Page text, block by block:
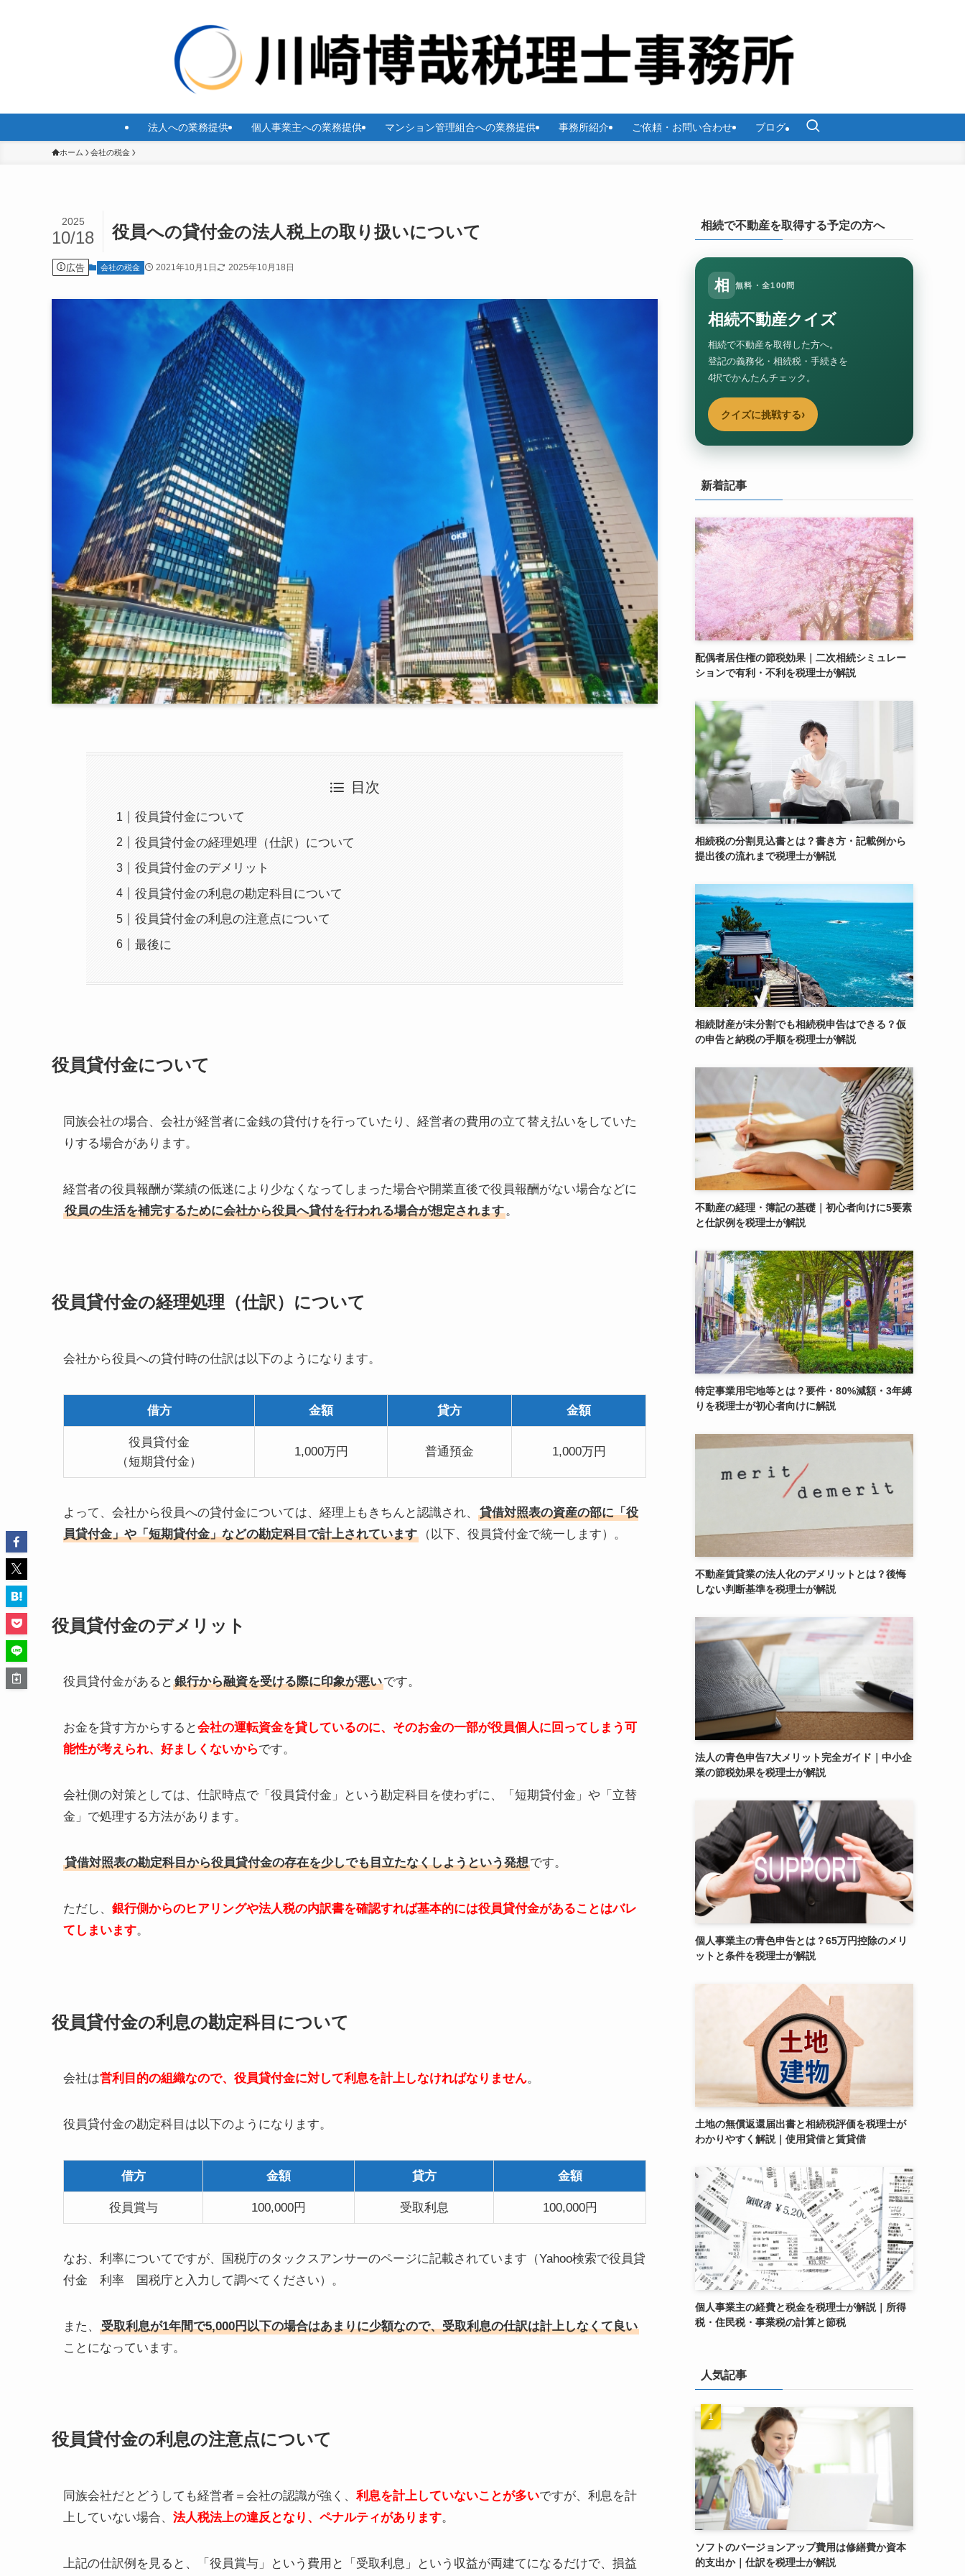
法人への業務提供 個人事業主への業務提供 マンション管理組合への業務提供 事務所紹介 ご依頼・お問い合わせ ブログ
ホーム 会社の税金
役員への貸付金の法人税上の取り扱いについて
2025
10/18
広告 会社の税金 2021年10月1日 2025年10月18日
目次
役員貸付金について
役員貸付金の経理処理（仕訳）について
役員貸付金のデメリット
役員貸付金の利息の勘定科目について
役員貸付金の利息の注意点について
最後に
役員貸付金について
同族会社の場合、会社が経営者に金銭の貸付けを行っていたり、経営者の費用の立て替え払いをしていた
りする場合があります。
経営者の役員報酬が業績の低迷により少なくなってしまった場合や開業直後で役員報酬がない場合などに
役員の生活を補完するために会社から役員へ貸付を行われる場合が想定されます 。
役員貸付金の経理処理（仕訳）について
会社から役員への貸付時の仕訳は以下のようになります。
借方 金額 貸方 金額
役員貸付金
（短期貸付金）
1,000万円 普通預金 1,000万円
よって、会社から役員への貸付金については、経理上もきちんと認識され、
貸借対照表の資産の部に「役
員貸付金」や「短期貸付金」などの勘定科目で計上されています
（以下、役員貸付金で統一します）。
役員貸付金のデメリット
役員貸付金があると 銀行から融資を受ける際に印象が悪いです。
お金を貸す方からすると会社の運転資金を貸しているのに、そのお金の一部が役員個人に回ってしまう可
能性が考えられ、好ましくないからです。
会社側の対策としては、仕訳時点で「役員貸付金」という勘定科目を使わずに、「短期貸付金」や「立替
金」で処理する方法があります。
貸借対照表の勘定科目から役員貸付金の存在を少しでも目立たなくしようという発想です。
ただし、 銀行側からのヒアリングや法人税の内訳書を確認すれば基本的には役員貸付金があることはバレ
てしまいます。
役員貸付金の利息の勘定科目について
会社は営利目的の組織なので、役員貸付金に対して利息を計上しなければなりません。
役員貸付金の勘定科目は以下のようになります。
借方 金額 貸方 金額
役員賞与 100,000円 受取利息 100,000円
なお、利率についてですが、国税庁のタックスアンサーのページに記載されています（Yahoo検索で役員貸
付金 利率 国税庁と入力して調べてください）。
また、
受取利息が1年間で5,000円以下の場合はあまりに少額なので、受取利息の仕訳は計上しなくて良い
ことになっています。
役員貸付金の利息の注意点について
同族会社だとどうしても経営者＝会社の認識が強く、 利息を計上していないことが多いですが、利息を計
上していない場合、 法人税法上の違反となり、ペナルティがあります。
上記の仕訳例を見ると、「役員賞与」という費用と「受取利息」という収益が両建てになるだけで、損益
相続で不動産を取得する予定の方へ
相 無料・全100問
相続不動産クイズ
相続で不動産を取得した方へ。
登記の義務化・相続税・手続きを
4択でかんたんチェック。
クイズに挑戦する›
新着記事
配偶者居住権の節税効果｜二次相続シミュレー
ションで有利・不利を税理士が解説
相続税の分割見込書とは？書き方・記載例から
提出後の流れまで税理士が解説
相続財産が未分割でも相続税申告はできる？仮
の申告と納税の手順を税理士が解説
不動産の経理・簿記の基礎｜初心者向けに5要素
と仕訳例を税理士が解説
特定事業用宅地等とは？要件・80%減額・3年縛
りを税理士が初心者向けに解説
不動産賃貸業の法人化のデメリットとは？後悔
しない判断基準を税理士が解説
法人の青色申告7大メリット完全ガイド｜中小企
業の節税効果を税理士が解説
個人事業主の青色申告とは？65万円控除のメリ
ットと条件を税理士が解説
土地の無償返還届出書と相続税評価を税理士が
わかりやすく解説｜使用貸借と賃貸借
個人事業主の経費と税金を税理士が解説｜所得
税・住民税・事業税の計算と節税
人気記事
ソフトのバージョンアップ費用は修繕費か資本
的支出か｜仕訳を税理士が解説